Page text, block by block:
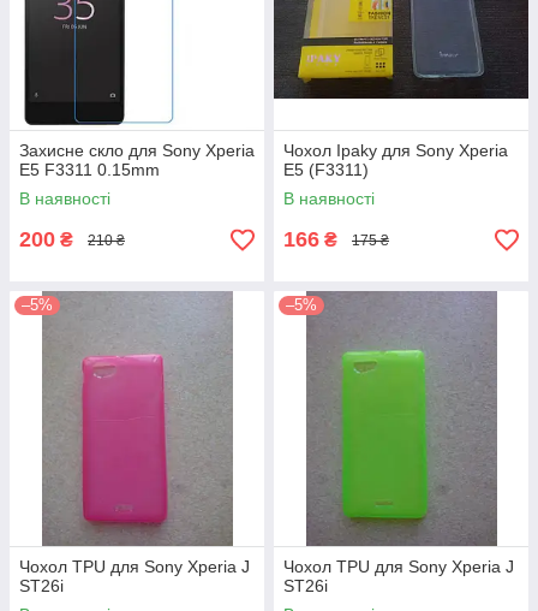
Захисне скло для Sony Xperia
E5 F3311 0.15mm
В наявності
200 ₴ 210 ₴
Чохол Ipaky для Sony Xperia
E5 (F3311)
В наявності
166 ₴ 175 ₴
–5%
Чохол TPU для Sony Xperia J
ST26i
–5%
Чохол TPU для Sony Xperia J
ST26i